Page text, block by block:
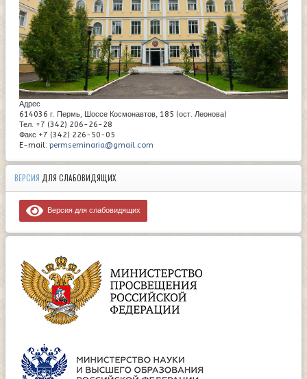
Адрес
614036 г. Пермь, Шоссе Космонавтов, 185 (ост. Леонова)
Тел. +7 (342) 206-26-28
Факс +7 (342) 226-50-05
E-mail: permseminaria@gmail.com
ВЕРСИЯ ДЛЯ СЛАБОВИДЯЩИХ
Версия для слабовидящих